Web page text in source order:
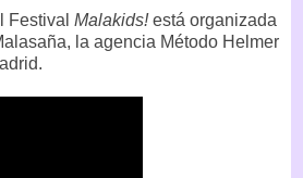
Festival Malakids!está organizada
la agencia Método Helmer